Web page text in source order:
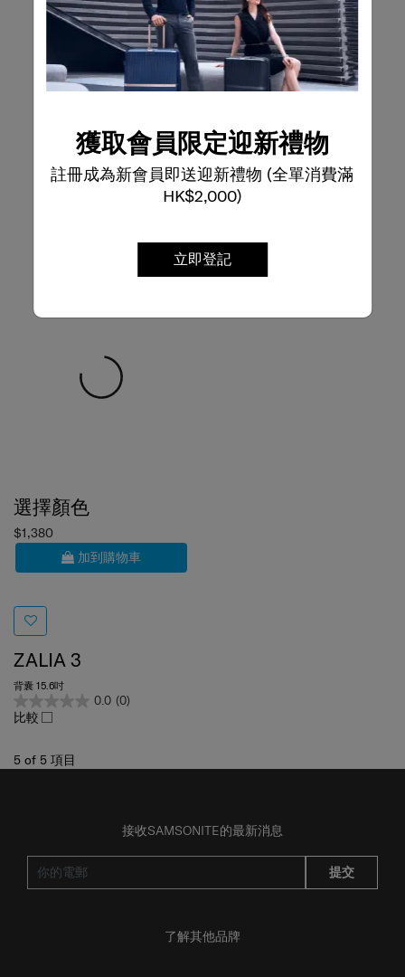
獲取會員限定迎新禮物
註冊成為新會員即送迎新禮物 (全單消費滿
HK$2,000)
立即登記
選擇顏色
$1,380
加到購物車
ZALIA 3
背囊 15.6吋
0.0 (0)
比較
5 of 5 項目
接收SAMSONITE的最新消息
提交
了解其他品牌